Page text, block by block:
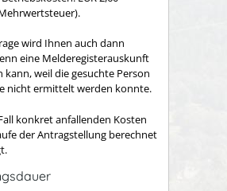
wird Ihnen auch dann
eine Melderegisterauskunft
kann, weil die gesuchte Person
nicht ermittelt werden konnte.
konkret anfallenden Kosten
der Antragstellung berechnet